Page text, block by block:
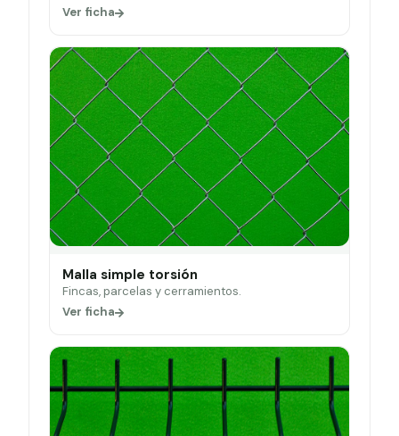
Ver ficha
Malla simple torsión
Fincas, parcelas y cerramientos.
Ver ficha